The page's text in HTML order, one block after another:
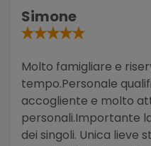
Simone
Molto famigliare e
tempo.Personale
accogliente e molto
personali.Importante
dei singoli. Unica lieve